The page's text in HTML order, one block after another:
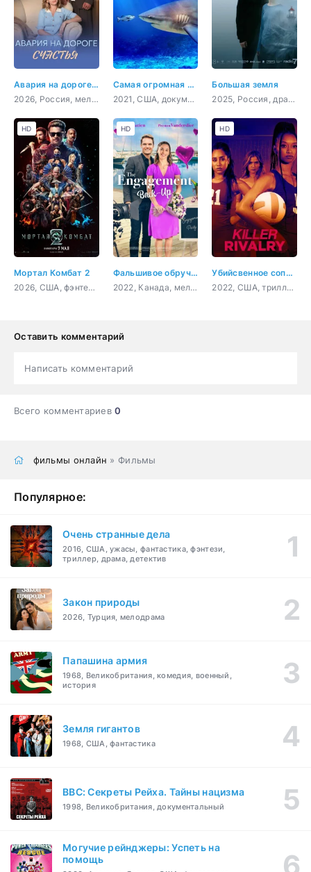
Авария на дороге счастья
2026, Россия, мелодрама
Самая огромная акула-бык
2021, США, документальный
Большая земля
2025, Россия, драма, триллер
Мортал Комбат 2
2026, США, фэнтези, боевик, фантастика
HD
Фальшивое обручение
2022, Канада, мелодрама, комедия
HD
Убийсвенное соперничество
2022, США, триллер, детектив
HD
Оставить комментарий
Написать комментарий
Всего комментариев0
фильмы онлайн » Фильмы
Популярное:
Очень странные дела
2016, США, ужасы, фантастика, фэнтези,
триллер, драма, детектив
Закон природы
2026, Турция, мелодрама
Папашина армия
1968, Великобритания, комедия, военный,
история
Земля гигантов
1968, США, фантастика
BBC: Секреты Рейха. Тайны нацизма
1998, Великобритания, документальный
Могучие рейнджеры: Успеть на
помощь